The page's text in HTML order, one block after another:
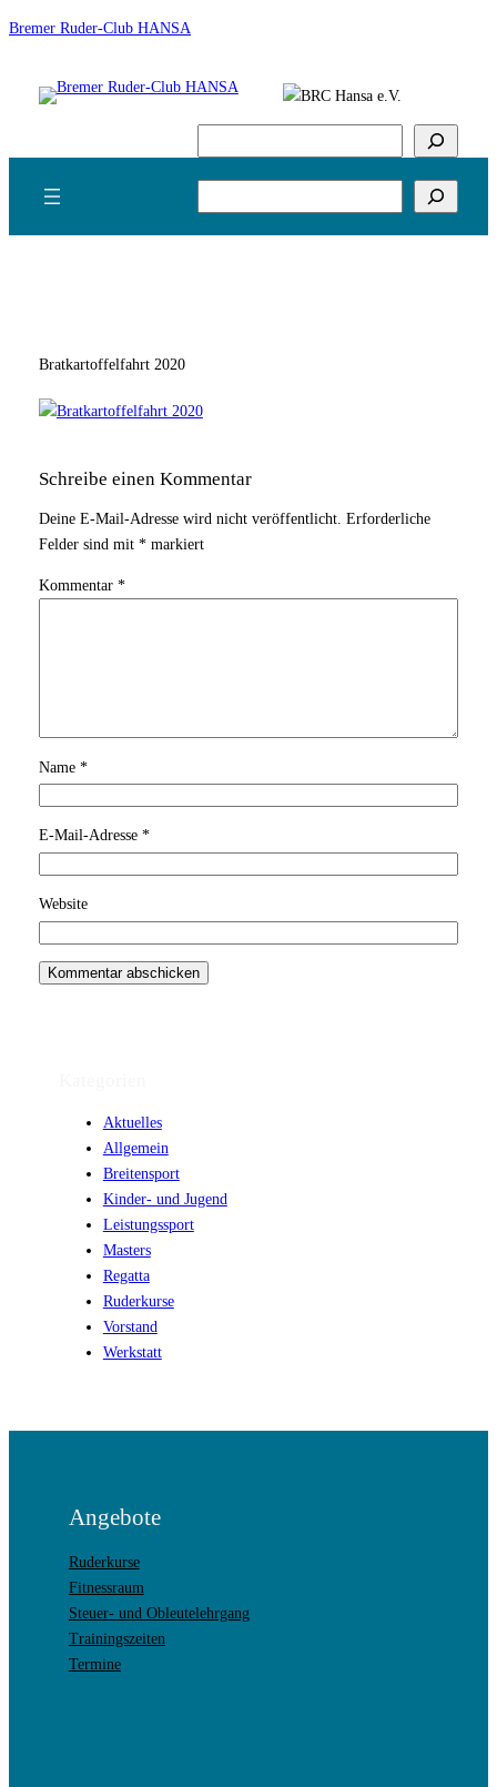
Zum
springen
Bremer Ruder-Club HANSA
Bratkartoffelfahrt 2020
Schreibe einen Kommentar
Deine E-Mail-Adresse wird nicht veröffentlicht. Erforderliche
Felder sind mit *markiert
Kommentar *
Name *
E-Mail-Adresse *
Website
Aktuelles
Allgemein
Breitensport
Kinder- und Jugend
Leistungssport
Masters
Regatta
Ruderkurse
Vorstand
Werkstatt
Angebote
Ruderkurse
Fitnessraum
Steuer- und Obleutelehrgang
Trainingszeiten
Termine